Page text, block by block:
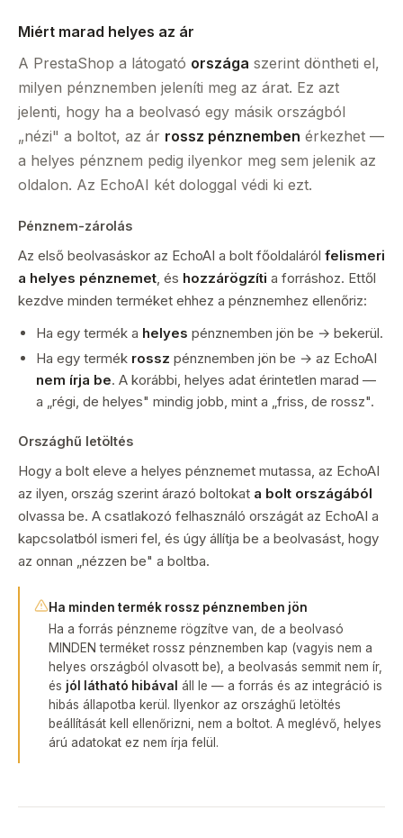
Miért marad helyes az ár
A PrestaShop a látogató országa szerint döntheti el,
milyen pénznemben jeleníti meg az árat. Ez azt
jelenti, hogy ha a beolvasó egy másik országból
„nézi" a boltot, az ár rossz pénznemben érkezhet —
a helyes pénznem pedig ilyenkor meg sem jelenik az
oldalon. Az EchoAI két dologgal védi ki ezt.
Pénznem-zárolás
Az első beolvasáskor az EchoAI a bolt főoldaláról felismeri
a helyes pénznemet, és hozzárögzíti a forráshoz. Ettől
kezdve minden terméket ehhez a pénznemhez ellenőriz:
Ha egy termék a helyes pénznemben jön be → bekerül.
Ha egy termék rossz pénznemben jön be → az EchoAI
nem írja be. A korábbi, helyes adat érintetlen marad —
a „régi, de helyes" mindig jobb, mint a „friss, de rossz".
Országhű letöltés
Hogy a bolt eleve a helyes pénznemet mutassa, az EchoAI
az ilyen, ország szerint árazó boltokat a bolt országából
olvassa be. A csatlakozó felhasználó országát az EchoAI a
kapcsolatból ismeri fel, és úgy állítja be a beolvasást, hogy
az onnan „nézzen be" a boltba.
Ha minden termék rossz pénznemben jön
Ha a forrás pénzneme rögzítve van, de a beolvasó
MINDEN terméket rossz pénznemben kap (vagyis nem a
helyes országból olvasott be), a beolvasás semmit nem ír,
és jól látható hibával áll le — a forrás és az integráció is
hibás állapotba kerül. Ilyenkor az országhű letöltés
beállítását kell ellenőrizni, nem a boltot. A meglévő, helyes
árú adatokat ez nem írja felül.